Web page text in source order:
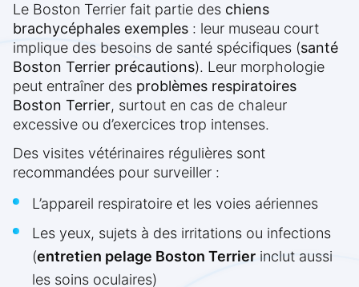
Le Boston Terrier fait partie des chiens
brachycéphales exemples : leur museau court
implique des besoins de santé spécifiques (santé
Boston Terrier précautions). Leur morphologie
peut entraîner des problèmes respiratoires
Boston Terrier, surtout en cas de chaleur
excessive ou d’exercices trop intenses.
Des visites vétérinaires régulières sont
recommandées pour surveiller :
L’appareil respiratoire et les voies aériennes
Les yeux, sujets à des irritations ou infections
(entretien pelage Boston Terrier inclut aussi
les soins oculaires)